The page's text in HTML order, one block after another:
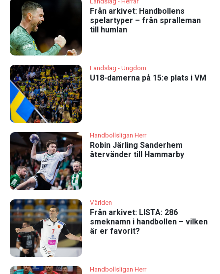
Från arkivet: Handbollens
spelartyper – från spralleman
till humlan
Landslag - Ungdom
U18-damerna på 15:e plats i VM
Handbollsligan Herr
Robin Järling Sanderhem
återvänder till Hammarby
Världen
Från arkivet: LISTA: 286
smeknamn i handbollen – vilken
är er favorit?
Handbollsligan Herr